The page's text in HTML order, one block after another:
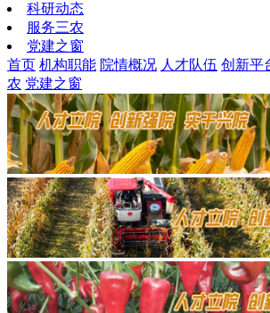
科研动态
服务三农
党建之窗
首页 机构职能 院情概况 人才队伍 创新平
农 党建之窗